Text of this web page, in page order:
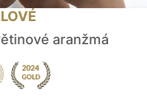
aranžmá